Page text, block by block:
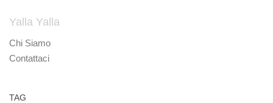
Yalla Yalla
Chi Siamo
Contattaci
TAG